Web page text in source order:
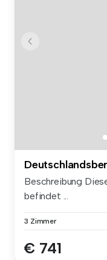
Beschreibung
befindet ...
3 Zimmer
€ 741